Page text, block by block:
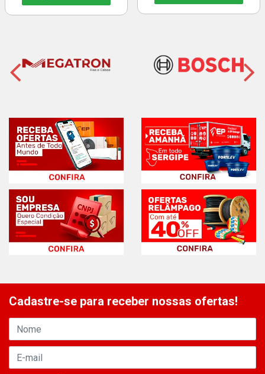
Cadastre-se para receber nossas ofertas!